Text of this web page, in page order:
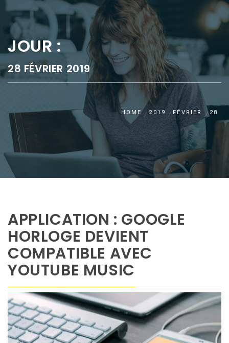
JOUR :
28 FÉVRIER 2019
HOME 2019 FÉVRIER 28
APPLICATION : GOOGLE
HORLOGE DEVIENT
COMPATIBLE AVEC
YOUTUBE MUSIC